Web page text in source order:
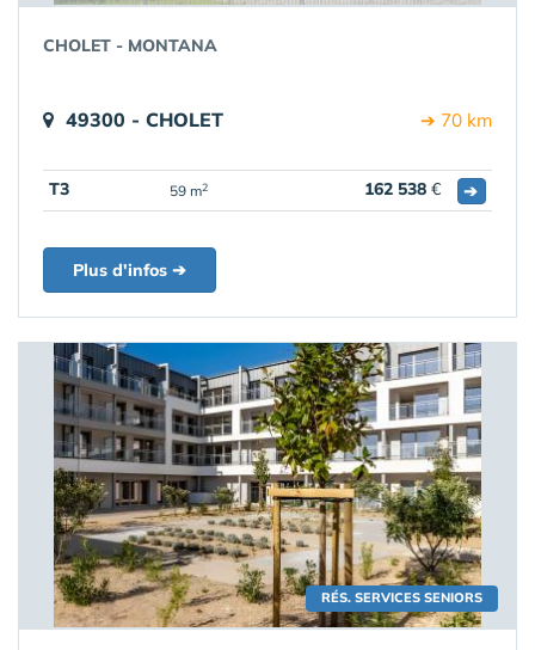
CHOLET - MONTANA
49300 - CHOLET ➔ 70 km
T3 59 m2 162 538 € ➔
Plus d'infos ➔
RÉS. SERVICES SENIORS